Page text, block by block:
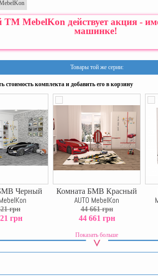
MebelKon действует акция -
машинке!
Товары той же серии:
стоимость комплекта и добавить его в корзину
Черный
грн
грн
Комната БМВ Красный
AUTO MebelKon
44 661 грн
44 661 грн
Показать больше